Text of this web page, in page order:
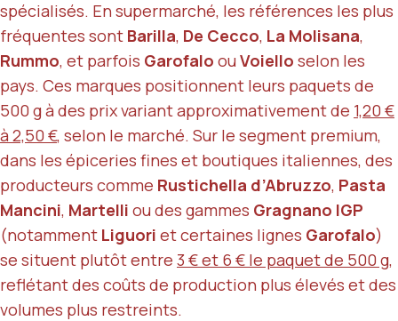
spécialisés. En supermarché, les références les plus
fréquentes sont Barilla, De Cecco, La Molisana,
Rummo, et parfois Garofalo ou Voiello selon les
pays. Ces marques positionnent leurs paquets de
500 g à des prix variant approximativement de 1,20 €
à 2,50 €, selon le marché. Sur le segment premium,
dans les épiceries fines et boutiques italiennes, des
producteurs comme Rustichella d’Abruzzo, Pasta
Mancini, Martelli ou des gammes Gragnano IGP
(notamment Liguori et certaines lignes Garofalo)
se situent plutôt entre 3 € et 6 € le paquet de 500 g,
reflétant des coûts de production plus élevés et des
volumes plus restreints.